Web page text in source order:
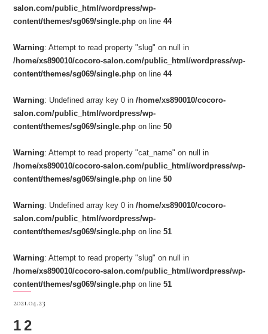
salon.com/public_html/wordpress/wp-
content/themes/sg069/single.php on line44
Warning: Attempt to read property "slug" on null in
/home/xs890010/cocoro-salon.com/public_html/wordpress/wp-
content/themes/sg069/single.php on line44
Warning: Undefined array key 0 in/home/xs890010/cocoro-
salon.com/public_html/wordpress/wp-
content/themes/sg069/single.php on line50
Warning: Attempt to read property "cat_name" on null in
/home/xs890010/cocoro-salon.com/public_html/wordpress/wp-
content/themes/sg069/single.php on line50
Warning: Undefined array key 0 in/home/xs890010/cocoro-
salon.com/public_html/wordpress/wp-
content/themes/sg069/single.php on line51
Warning: Attempt to read property "slug" on null in
/home/xs890010/cocoro-salon.com/public_html/wordpress/wp-
content/themes/sg069/single.php on line51
2021.04.23
12